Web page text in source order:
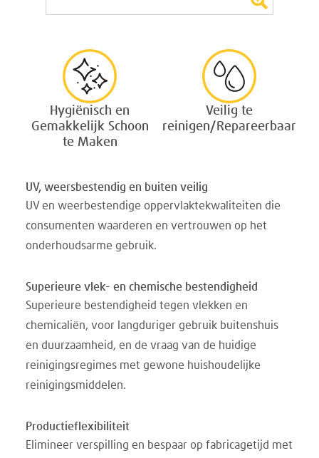
Hygiënisch en
Gemakkelijk Schoon
te Maken
Veilig te
reinigen/Repareerbaar
UV, weersbestendig en buiten veilig
UV en weerbestendige oppervlaktekwaliteiten die
consumenten waarderen en vertrouwen op het
onderhoudsarme gebruik.
Superieure vlek- en chemische bestendigheid
Superieure bestendigheid tegen vlekken en
chemicaliën, voor langduriger gebruik buitenshuis
en duurzaamheid, en de vraag van de huidige
reinigingsregimes met gewone huishoudelijke
reinigingsmiddelen.
Productieflexibiliteit
Elimineer verspilling en bespaar op fabricagetijd met